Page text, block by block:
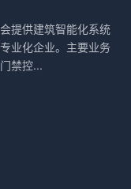
提供建筑智能化系统
业化企业。主要业务
禁控...